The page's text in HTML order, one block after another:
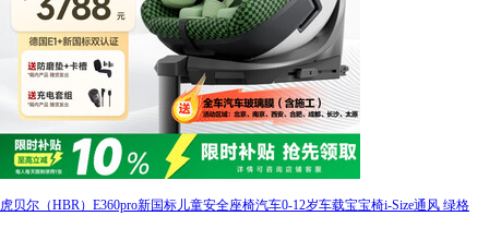
虎贝尔（HBR）E360pro新国标儿童安全座椅汽车0-12岁车载宝宝椅i-Size通风 绿格